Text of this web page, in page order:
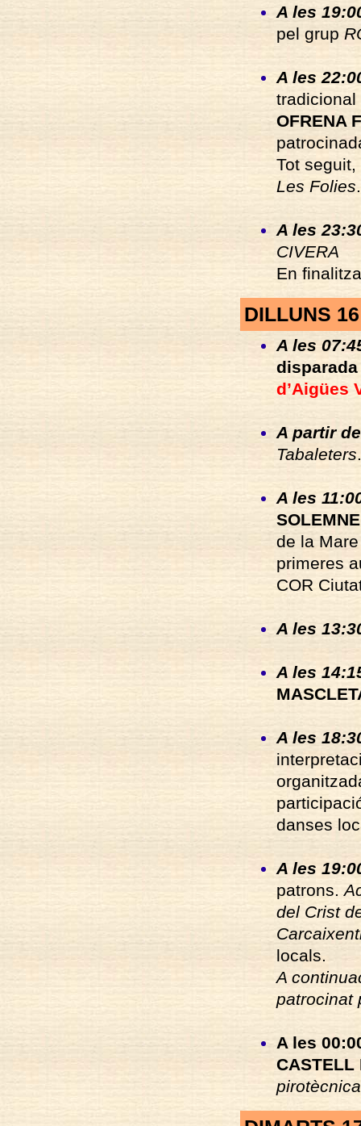
A les
pel grup
A les
OFRENA
Tot seguit,
Les Folies.
A les
CIVERA
En
DILLUNS
A les
d’Aigües
A partir
Tabaleters.
A les
de la
primeres
COR
A les
A les
A les
danses
A les
patrons.
del Crist
locals.
A
patrocinat
A les
CASTELL